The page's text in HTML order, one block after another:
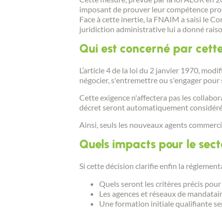
imposant de prouver leur compétence
Face à cette inertie, la FNAIM a saisi le
juridiction administrative lui a donné
Qui est concerné par
L’article 4 de la loi du 2 janvier 1970,
négocier, s'entremettre ou s'engager
Cette exigence n'affectera pas les
décret seront automatiquement
Ainsi, seuls les nouveaux agents
Quels impacts pour le
Si cette décision clarifie enfin la
Quels seront les critères précis
Les agences et réseaux de
Une formation initiale qualifiante